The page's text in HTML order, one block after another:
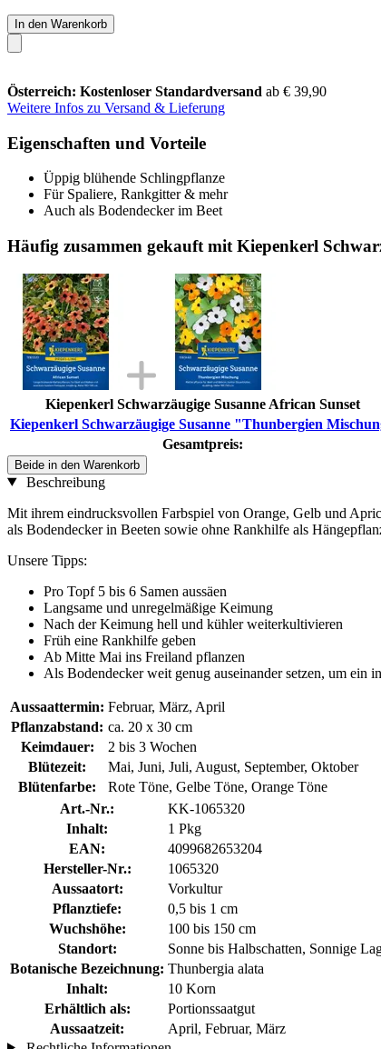
In den Warenkorb
Österreich: Kostenloser Standardversand ab € 39,90
Weitere Infos zu Versand & Lieferung
Eigenschaften und Vorteile
Üppig blühende Schlingpflanze
Für Spaliere, Rankgitter & mehr
Auch als Bodendecker im Beet
Häufig zusammen gekauft mit Kiepenkerl
Kiepenkerl Schwarzäugige Susanne African Sunset
Kiepenkerl Schwarzäugige Susanne "Thunbergien
Gesamtpreis:
Beide in den Warenkorb
Beschreibung
Mit ihrem eindrucksvollen Farbspiel von Orange, Gelb und
als Bodendecker in Beeten sowie ohne Rankhilfe als
Unsere Tipps:
Pro Topf 5 bis 6 Samen aussäen
Langsame und unregelmäßige Keimung
Nach der Keimung hell und kühler weiterkultivieren
Früh eine Rankhilfe geben
Ab Mitte Mai ins Freiland pflanzen
Als Bodendecker weit genug auseinander setzen, um ein
Aussaattermin: Februar, März, April
Pflanzabstand: ca. 20 x 30 cm
Keimdauer:
2 bis 3 Wochen
Blütezeit:
Mai, Juni, Juli, August, September, Oktober
Blütenfarbe:
Rote Töne, Gelbe Töne, Orange Töne
Art.-Nr.:
KK-1065320
Inhalt:
1 Pkg
EAN:
4099682653204
Hersteller-Nr.:
1065320
Aussaatort:
Vorkultur
Pflanztiefe:
0,5 bis 1 cm
Wuchshöhe:
100 bis 150 cm
Standort:
Sonne bis Halbschatten, Sonnige
Botanische Bezeichnung: Thunbergia alata
Inhalt:
10 Korn
Erhältlich als:
Portionssaatgut
Aussaatzeit:
April, Februar, März